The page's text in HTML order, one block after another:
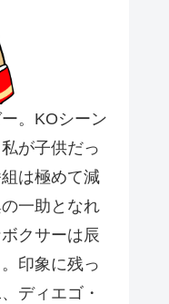
。KOシーン
が子供だっ
は極めて減
一助となれ
クサーは辰
印象に残っ
ディエゴ・